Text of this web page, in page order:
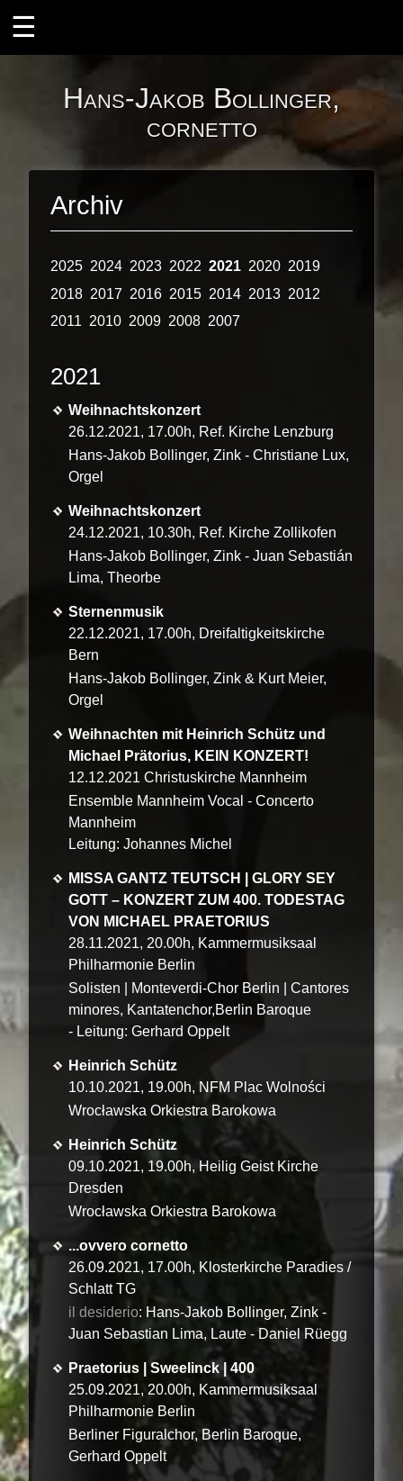
Der Zink
Projekte
Zink und Orgel
KONZERTE
Archiv
MEDIA
Hörbeispiele
KONTAKT
Hans-Jakob Bollinger,
cornetto
Archiv
2025 2024 2023 2022 2021 2020 2019
2018 2017 2016 2015 2014 2013 2012
2011 2010 2009 2008 2007
2021
Weihnachtskonzert
26.12.2021, 17.00h, Ref. Kirche Lenzburg
Hans-Jakob Bollinger, Zink - Christiane Lux,
Orgel
Weihnachtskonzert
24.12.2021, 10.30h, Ref. Kirche Zollikofen
Hans-Jakob Bollinger, Zink - Juan Sebastián
Lima, Theorbe
Sternenmusik
22.12.2021, 17.00h, Dreifaltigkeitskirche
Bern
Hans-Jakob Bollinger, Zink & Kurt Meier,
Orgel
Weihnachten mit Heinrich Schütz und
Michael Prätorius, KEIN KONZERT!
12.12.2021 Christuskirche Mannheim
Ensemble Mannheim Vocal - Concerto
Mannheim
Leitung: Johannes Michel
MISSA GANTZ TEUTSCH | GLORY SEY
GOTT – KONZERT ZUM 400. TODESTAG
VON MICHAEL PRAETORIUS
28.11.2021, 20.00h, Kammermusiksaal
Philharmonie Berlin
Solisten | Monteverdi-Chor Berlin | Cantores
minores, Kantatenchor,Berlin Baroque
- Leitung: Gerhard Oppelt
Heinrich Schütz
10.10.2021, 19.00h, NFM Plac Wolności
Wrocławska Orkiestra Barokowa
Heinrich Schütz
09.10.2021, 19.00h, Heilig Geist Kirche
Dresden
Wrocławska Orkiestra Barokowa
...ovvero cornetto
26.09.2021, 17.00h, Klosterkirche Paradies /
Schlatt TG
il desiderio: Hans-Jakob Bollinger, Zink -
Juan Sebastian Lima, Laute - Daniel Rüegg
Praetorius | Sweelinck | 400
25.09.2021, 20.00h, Kammermusiksaal
Philharmonie Berlin
Berliner Figuralchor, Berlin Baroque,
Gerhard Oppelt